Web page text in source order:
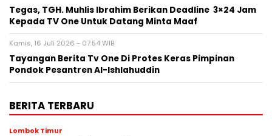
Tegas, TGH. Muhlis Ibrahim Berikan Deadline 3×24 Jam
Kepada TV One Untuk Datang Minta Maaf
Kamis, 16 Juli 2026 - 07:54 WIB
Tayangan Berita Tv One Di Protes Keras Pimpinan
Pondok Pesantren Al-Ishlahuddin
BERITA TERBARU
Lombok Timur